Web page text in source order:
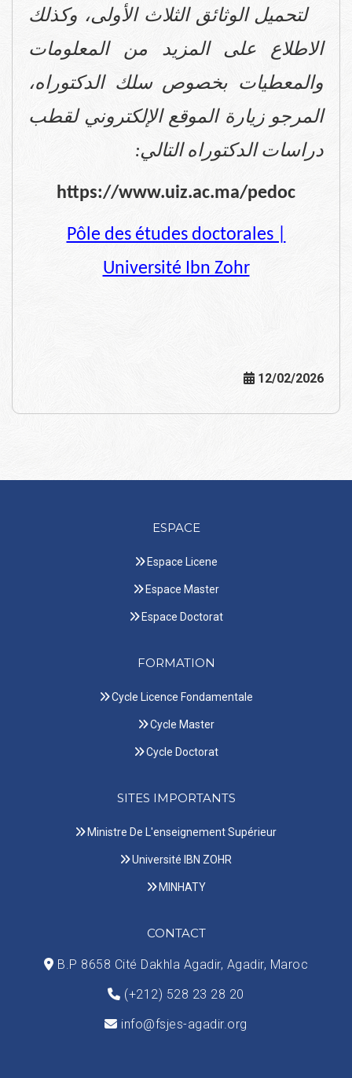
لتحميل الوثائق الثلاث الأولى، وكذلك
الاطلاع على المزيد من المعلومات
والمعطيات بخصوص سلك الدكتوراه،
المرجو زيارة الموقع الإلكتروني لقطب
دراسات الدكتوراه التالي:
https://www.uiz.ac.ma/pedoc
Pôle des études doctorales |
Université Ibn Zohr
12/02/2026
ESPACE
Espace Licene
Espace Master
Espace Doctorat
FORMATION
Cycle Licence Fondamentale
Cycle Master
Cycle Doctorat
SITES IMPORTANTS
Ministre De L'enseignement Supérieur
Université IBN ZOHR
MINHATY
CONTACT
B.P 8658 Cité Dakhla Agadir, Agadir, Maroc
(+212) 528 23 28 20
info@fsjes-agadir.org